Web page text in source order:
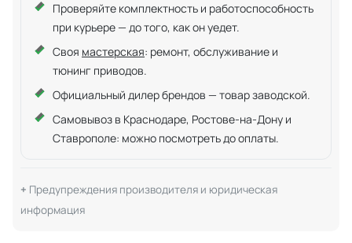
Проверяйте комплектность и работоспособность
при курьере — до того, как он уедет.
Своя мастерская: ремонт, обслуживание и
тюнинг приводов.
Официальный дилер брендов — товар заводской.
Самовывоз в Краснодаре, Ростове-на-Дону и
Ставрополе: можно посмотреть до оплаты.
Предупреждения производителя и юридическая
информация